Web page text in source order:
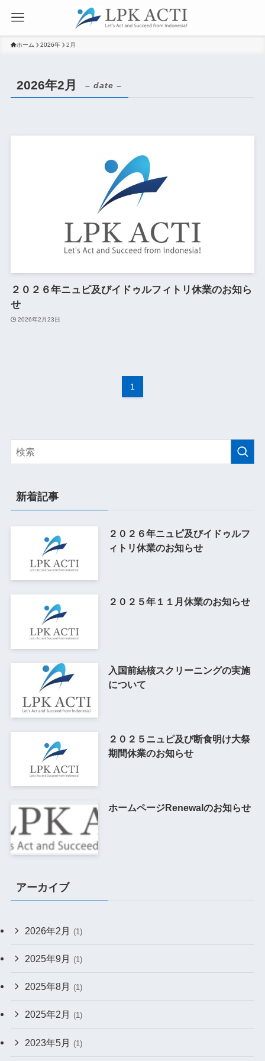
ホーム 2026年 2月
2026年2月 – date –
２０２６年ニュピ及びイドゥルフィトリ休業のお知ら
せ
2026年2月23日
1
新着記事
２０２６年ニュピ及びイドゥルフ
ィトリ休業のお知らせ
２０２５年１１月休業のお知らせ
入国前結核スクリーニングの実施
について
２０２５ニュピ及び断食明け大祭
期間休業のお知らせ
ホームページRenewalのお知らせ
アーカイブ
2026年2月 (1)
2025年9月 (1)
2025年8月 (1)
2025年2月 (1)
2023年5月 (1)